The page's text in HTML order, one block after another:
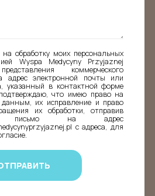
обработку моих персональных
Wyspa Medycyny Przyjaznej
коммерческого
адрес электронной почты или
указанный в контактной форме
что имею право на
их исправление и право
их обработки, отправив
письмо на адрес
с адреса, для